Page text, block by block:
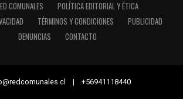
COMUNALES
POLÍTICA EDITORIAL Y ÉTICA
TÉRMINOS Y CONDICIONES
PUBLICIDAD
DENUNCIAS
CONTACTO
| +56941118440